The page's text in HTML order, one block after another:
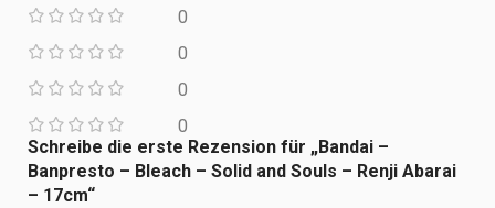
0
0
0
0
Schreibe die erste Rezension für „Bandai –
Banpresto – Bleach – Solid and Souls – Renji Abarai
– 17cm“